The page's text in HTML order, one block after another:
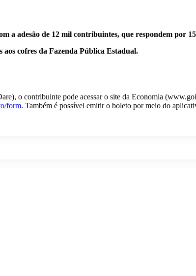
a adesão de 12 mil contribuintes, que respondem por
aos cofres da Fazenda Pública Estadual.
o contribuinte pode acessar o site da Economia
form. Também é possível emitir o boleto por meio do